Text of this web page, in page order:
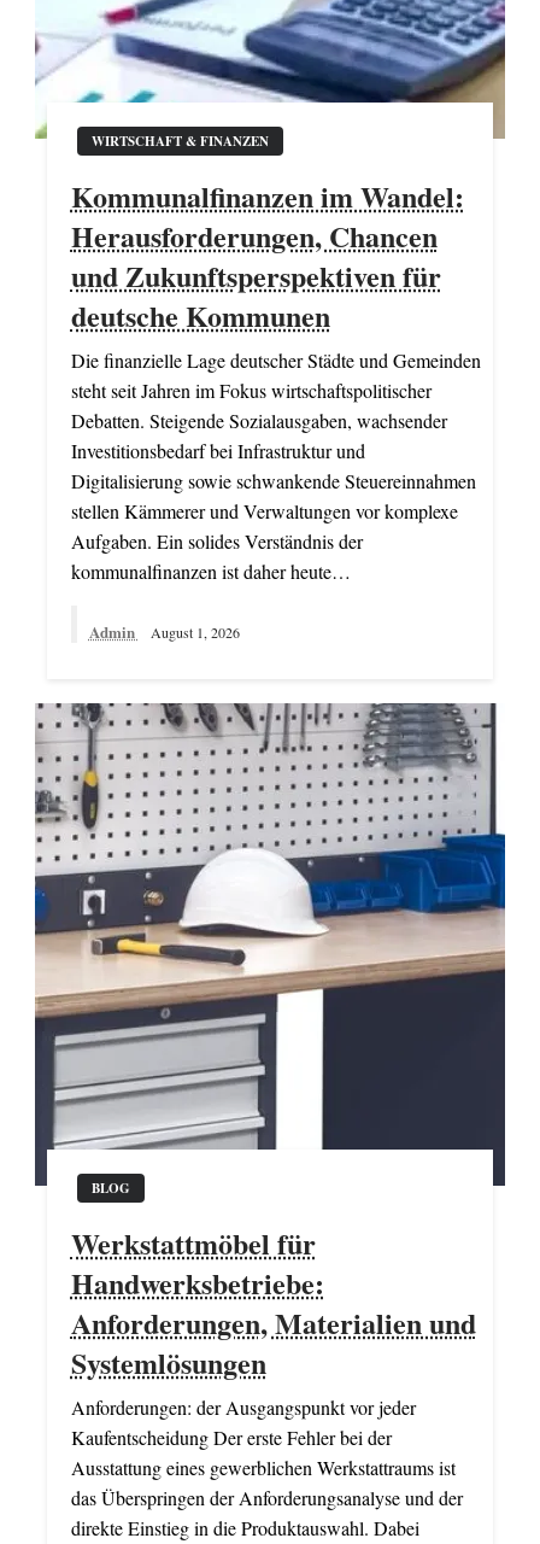
WIRTSCHAFT & FINANZEN
Kommunalfinanzen im Wandel:
Herausforderungen, Chancen
und Zukunftsperspektiven für
deutsche Kommunen
Die finanzielle Lage deutscher Städte und Gemeinden
steht seit Jahren im Fokus wirtschaftspolitischer
Debatten. Steigende Sozialausgaben, wachsender
Investitionsbedarf bei Infrastruktur und
Digitalisierung sowie schwankende Steuereinnahmen
stellen Kämmerer und Verwaltungen vor komplexe
Aufgaben. Ein solides Verständnis der
kommunalfinanzen ist daher heute…
Admin August 1, 2026
BLOG
Werkstattmöbel für
Handwerksbetriebe:
Anforderungen, Materialien und
Systemlösungen
Anforderungen: der Ausgangspunkt vor jeder
Kaufentscheidung Der erste Fehler bei der
Ausstattung eines gewerblichen Werkstattraums ist
das Überspringen der Anforderungsanalyse und der
direkte Einstieg in die Produktauswahl. Dabei